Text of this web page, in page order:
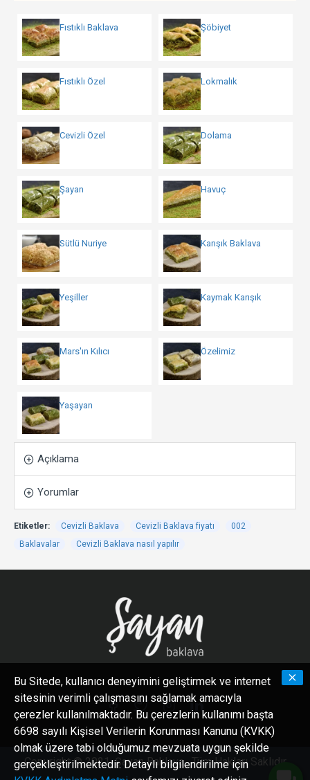
Fıstıklı Baklava Şöbiyet
Fıstıklı Özel Lokmalık
Cevizli Özel Dolama
Şayan Havuç
Sütlü Nuriye Karışık Baklava
Yeşiller Kaymak Karışık
Mars'ın Kılıcı Özelimiz
Yaşayan
Açıklama
Yorumlar
Etiketler: Cevizli Baklava Cevizli Baklava fiyatı
002
Baklavalar
Cevizli Baklava nasıl yapılır
Copyright © 2021, Şayan Baklava , Tüm Hakları Saklıdır
Bu Sitede, kullanıcı deneyimini geliştirmek ve internet
sitesinin verimli çalışmasını sağlamak amacıyla
çerezler kullanılmaktadır. Bu çerezlerin kullanımı başta
6698 sayılı Kişisel Verilerin Korunması Kanunu (KVKK)
olmak üzere tabi olduğumuz mevzuata uygun şekilde
gerçekleştirilmektedir. Detaylı bilgilendirilme için